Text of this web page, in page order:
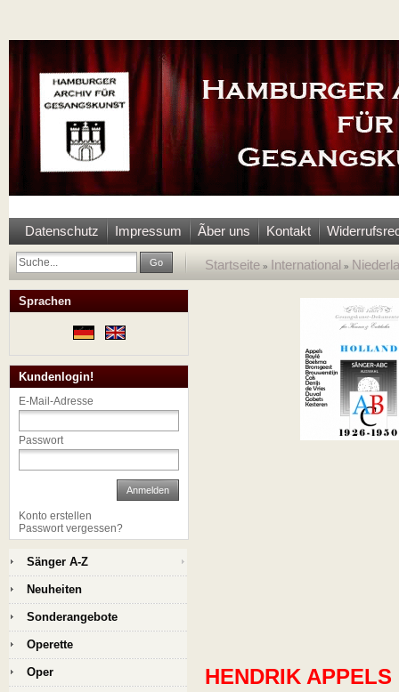
Datenschutz Impressum Ãber uns Kontakt
Go Startseite » International »
HENDRIK APPELS
Sprachen
Kundenlogin!
E-Mail-Adresse
Passwort
Anmelden
Konto erstellen
Passwort vergessen?
Sänger A-Z
Neuheiten
Sonderangebote
Operette
Oper